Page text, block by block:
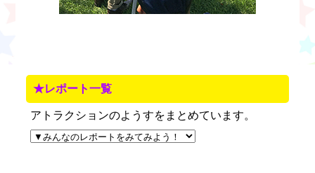
★レポート一覧
アトラクションのようすをまとめています。